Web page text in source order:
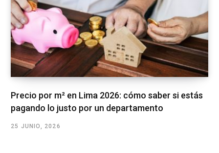
Precio por m² en Lima 2026: cómo saber si estás
pagando lo justo por un departamento
25 JUNIO, 2026